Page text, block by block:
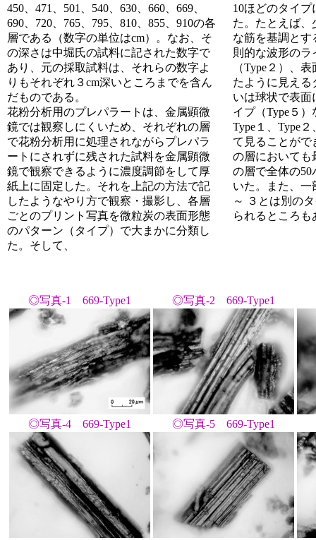
450、471、501、540、630、660、669、
690、720、765、795、810、855、910の各
層である（数字の単位はcm）。なお、そ
の深さは中堀氏の試料に記された数字で
あり、元の採取試料は、それらの数字よ
りもそれぞれ３cm深いところまでを含ん
だものである。
花粉分析用のプレパラートは、金属顕微
鏡では観察しにくいため、それぞれの層
で花粉分析用に処理されながらプレパラ
ートにされずに残された試料を金属顕微
鏡で観察できるように濃度調節をして厚
紙上に固定した。それを上記の方法で記
したようなやり方で観察・撮影し、各層
ごとのプリント写真を微粒炭の表面形態
のパターン（タイプ）で大まかに分類し
た。そして、
10ほどのタイ
た。たとえば、
な筋を基調とす
則的な波形のラ
（Type２）、
たように見える
いは球状で表面
イプ（Type５
Type１、Type
て見ることがで
の層においても
の層で全体の
いた。また、一
～ ３とは別の
られるところも
◎写真-1 669-Type1 ◎写真-2 669-Type1
◎写真-4 669-Type1 ◎写真-5 669-Type1